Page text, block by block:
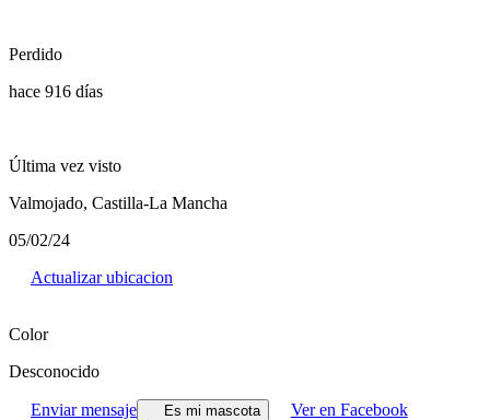
Perdido
hace 916 días
Última vez visto
Valmojado, Castilla-La Mancha
05/02/24
Actualizar ubicacion
Color
Desconocido
Enviar mensaje Es mi mascota
Ver en Facebook